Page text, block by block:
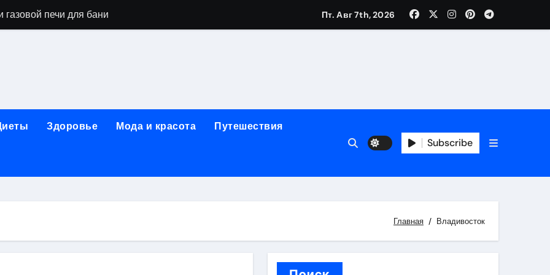
печи для бани
применения GPU-серверов
обучения и актуальные профессиональные ориентиры
реабилитации при алкогольной зависимости: персональный подход и лицензированные врачи
принципы, показания и этапы установки импланта за один день
Пт. Авг 7th, 2026
Здоровье Мода и красота Путешествия
Subscribe
Главная Владивосток